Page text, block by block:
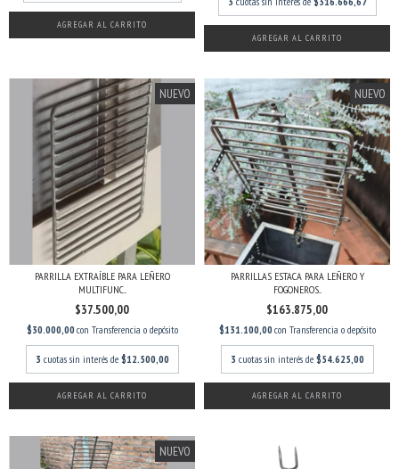
AGREGAR AL CARRITO
AGREGAR AL CARRITO
NUEVO
PARRILLA EXTRAÍBLE PARA LEÑERO
MULTIFUNC...
$37.500,00
$30.000,00con Transferencia o depósito
3 cuotas sin interés de $12.500,00
AGREGAR AL CARRITO
NUEVO
PARRILLAS ESTACA PARA LEÑERO Y
FOGONEROS...
$163.875,00
$131.100,00con Transferencia o depósito
3 cuotas sin interés de $54.625,00
AGREGAR AL CARRITO
NUEVO